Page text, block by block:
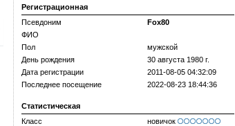
Регистрационная
Псевдоним
Fox80
ФИО
Пол
мужской
День рождения
30 августа 1980 г.
Дата регистрации
2011-08-05 04:32:09
Последнее посещение
2022-08-23 18:44:36
Статистическая
Класс
новичок